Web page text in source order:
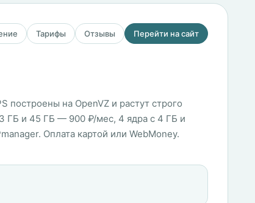
Тарифы Отзывы Перейти на сайт
построены на OpenVZ и растут строго
ГБ и 45 ГБ — 900 ₽/мес, 4 ядра с 4 ГБ и
Оплата картой или WebMoney.